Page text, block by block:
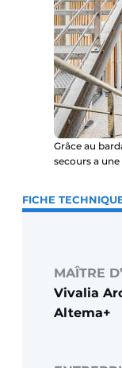
Grâce au
secours a
FICHE
MAÎTRE
Vivalia
Altema+